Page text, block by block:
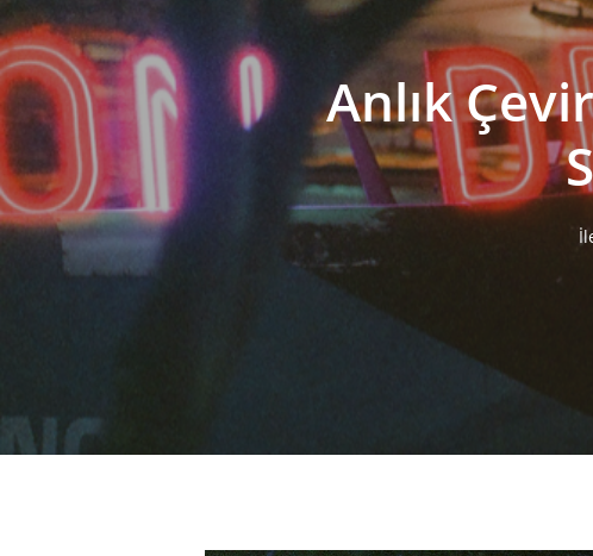
Anlık